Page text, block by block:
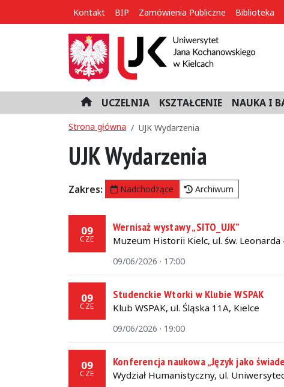
Kontakt BIP Zamówienia Publiczne Biblioteka
H
o
m
UCZELNIA KSZTAŁCENIE NAUKA I
Strona główna UJK Wydarzenia
UJK Wydarzenia
Zakres: Nadchodzące Archiwum
09
CZE
Wernisaż wystawy „SITO_UJK”
Muzeum Historii Kielc, ul. św. Leonarda
09/06/2026 · 17:00
09
CZE
Studenckie Wtorki w Klubie WSPAK
Klub WSPAK, ul. Śląska 11A, Kielce
09/06/2026 · 19:00
09
CZE
Konferencja naukowa „Język jako
Wydział Humanistyczny, ul.